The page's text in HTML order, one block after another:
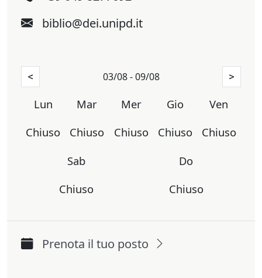
biblio@dei.unipd.it
>
< 03/08 - 09/08
Lun
Chiuso
Mar
Chiuso
Mer
Chiuso
Gio
Chiuso
Ven
Chiuso
Sab
Chiuso
Do
Chiuso
Prenota il tuo posto